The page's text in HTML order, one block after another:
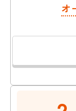
オ